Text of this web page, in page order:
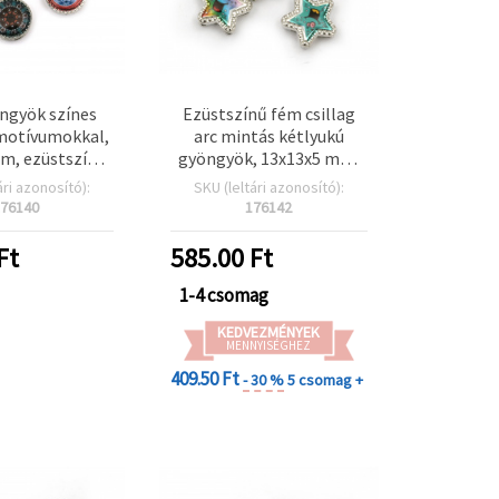
színes
ezüstszínű,
és 9 mm, 6
– ideális
azonosító):
Ezüstszínű fém csillag
arc mintás kétlyukú
gyöngyök, 13x13x5 mm,
két furattal (3 mm és 9
mm) – 6 db-os csomag,
karkötőkhöz és
nyakláncokhoz
SKU (leltári azonosító):
176142
585.00Ft
1-4 csomag
KEDVEZMÉNYEK
MENNYISÉGHEZ
409.50 Ft- 30 %5 csomag +